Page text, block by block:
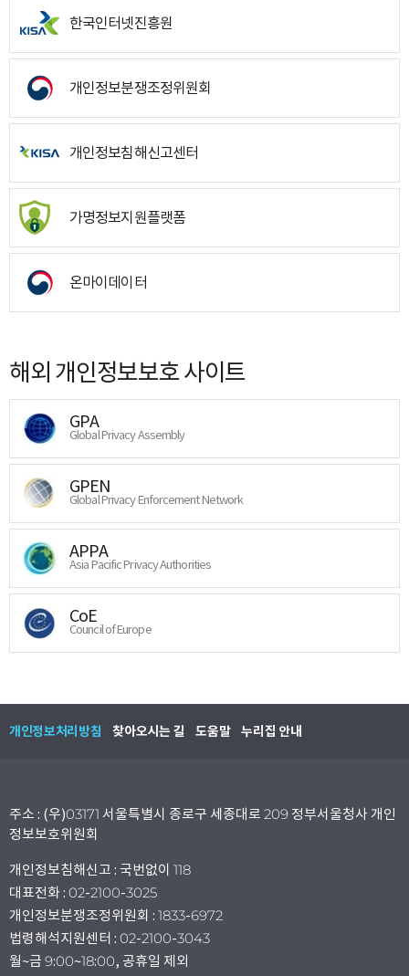
한국인터넷진흥원
개인정보분쟁조정위원회
개인정보침해신고센터
가명정보지원플랫폼
온마이데이터
해외 개인정보보호 사이트
GPA
Global Privacy Assembly
GPEN
Global Privacy Enforcement Network
APPA
Asia Pacific Privacy Authorities
CoE
Council of Europe
개인정보처리방침 찾아오시는 길 도움말 누리집 안내
주소 : (우)03171 서울특별시 종로구 세종대로 209 정부서울청사 개인
정보보호위원회
개인정보침해신고 : 국번없이 118
대표전화 : 02-2100-3025
개인정보분쟁조정위원회 : 1833-6972
법령해석지원센터 : 02-2100-3043
월~금 9:00~18:00, 공휴일 제외